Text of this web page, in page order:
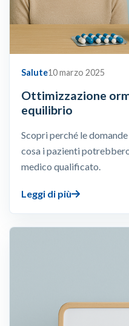
Salute10 marzo 2025
Ottimizzazione
equilibrio
Scopri perché le
cosa i pazienti
medico qualificato.
Leggi di più